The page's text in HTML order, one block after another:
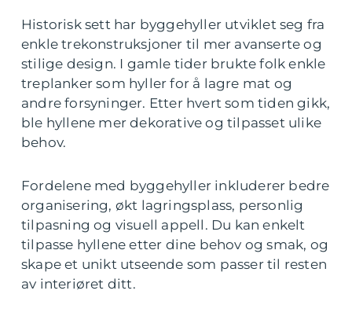
Historisk sett har byggehyller utviklet seg fra
enkle trekonstruksjoner til mer avanserte og
stilige design. I gamle tider brukte folk enkle
treplanker som hyller for å lagre mat og
andre forsyninger. Etter hvert som tiden gikk,
ble hyllene mer dekorative og tilpasset ulike
behov.
Fordelene med byggehyller inkluderer bedre
organisering, økt lagringsplass, personlig
tilpasning og visuell appell. Du kan enkelt
tilpasse hyllene etter dine behov og smak, og
skape et unikt utseende som passer til resten
av interiøret ditt.